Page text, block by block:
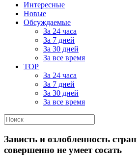
Интересные
Новые
Обсуждаемые
За 24 часа
За 7 дней
За 30 дней
За все время
TOP
За 24 часа
За 7 дней
За 30 дней
За все время
Зависть и озлобленность
совершенно не умеет сосать